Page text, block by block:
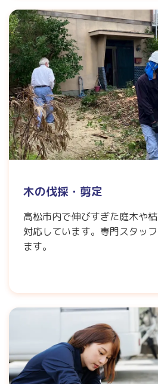
木の伐採・剪定
高松市内で伸びすぎた庭木や
対応しています。専門スタッ
ます。